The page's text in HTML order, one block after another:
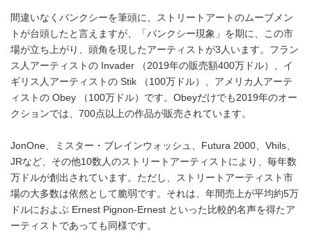
間違いなくバンクシーを筆頭に、ストリートアートのムーブメン
トが台頭したと言えますが、「バンクシー現象」を期に、この市
場が立ち上がり、頭角を現したアーティストが3人います。フラン
ス人アーティストの Invader （2019年の販売額400万ドル）、イ
ギリス人アーティストの Stik （100万ドル）、アメリカ人アーテ
ィストの Obey （100万ドル）です。Obeyだけでも2019年のオー
クションでは、700点以上の作品が販売されています。
JonOne、ミスター・ブレインウォッシュ、Futura 2000、Vhils、
JRなど、その他10数人のストリートアーティストにより、毎年数
万ドルが創出されています。ただし、ストリートアーティスト市
場の大多数は依然として脆弱です。それは、年間売上が平均約5万
ドルにおよぶ Ernest Pignon-Ernest といった比較的名声を得たア
ーティストであっても同様です。